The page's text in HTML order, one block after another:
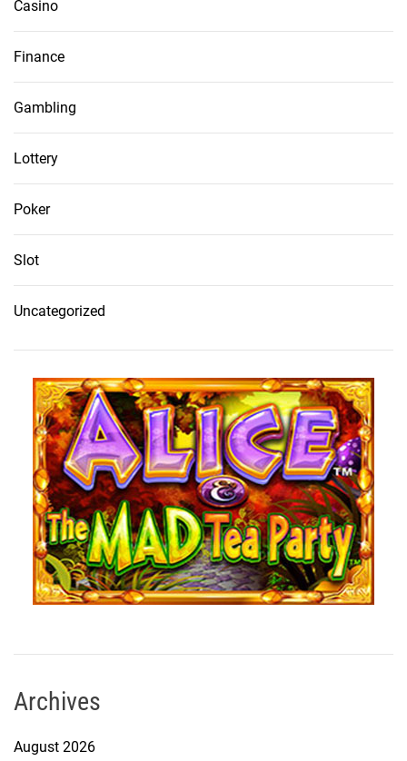
Casino
Finance
Gambling
Lottery
Poker
Slot
Uncategorized
Archives
August 2026